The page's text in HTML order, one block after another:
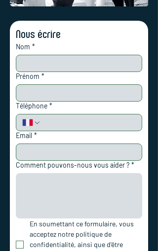
Nous écrire
Nom *
Prénom *
Téléphone *
Email *
Comment pouvons-nous vous aider ? *
En soumettant ce formulaire, vous
acceptez notre politique de
confidentialité, ainsi que d'être